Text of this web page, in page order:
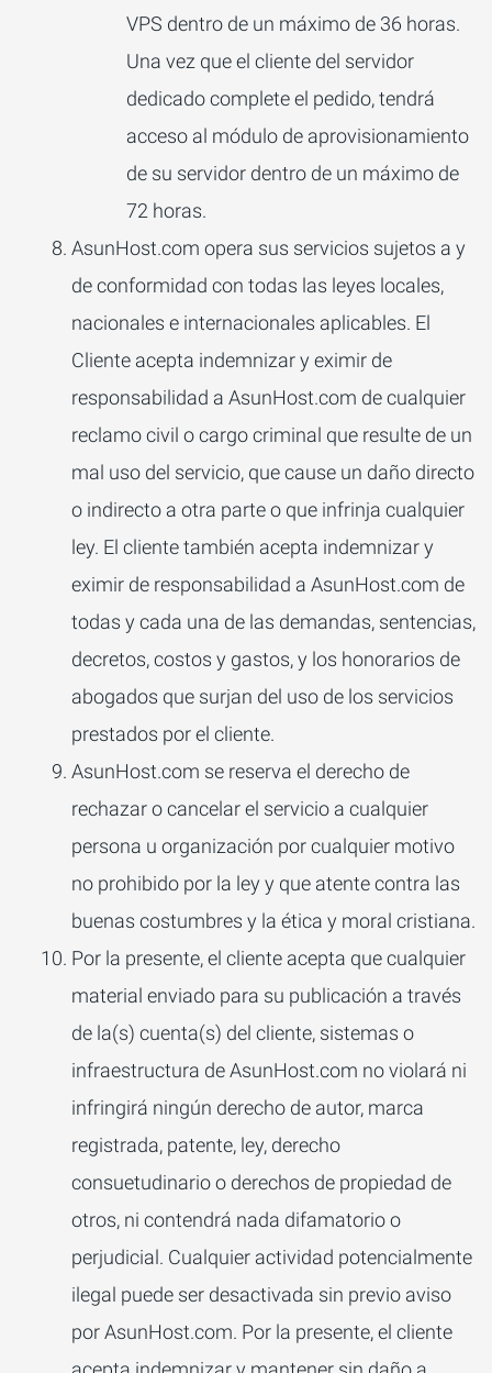
VPS dentro de un máximo de 36 horas.
Una vez que el cliente del servidor
dedicado complete el pedido, tendrá
acceso al módulo de aprovisionamiento
de su servidor dentro de un máximo de
72 horas.
AsunHost.com opera sus servicios sujetos a y
de conformidad con todas las leyes locales,
nacionales e internacionales aplicables. El
Cliente acepta indemnizar y eximir de
responsabilidad a AsunHost.com de cualquier
reclamo civil o cargo criminal que resulte de un
mal uso del servicio, que cause un daño directo
o indirecto a otra parte o que infrinja cualquier
ley. El cliente también acepta indemnizar y
eximir de responsabilidad a AsunHost.com de
todas y cada una de las demandas, sentencias,
decretos, costos y gastos, y los honorarios de
abogados que surjan del uso de los servicios
prestados por el cliente.
AsunHost.com se reserva el derecho de
rechazar o cancelar el servicio a cualquier
persona u organización por cualquier motivo
no prohibido por la ley y que atente contra las
buenas costumbres y la ética y moral cristiana.
Por la presente, el cliente acepta que cualquier
material enviado para su publicación a través
de la(s) cuenta(s) del cliente, sistemas o
infraestructura de AsunHost.com no violará ni
infringirá ningún derecho de autor, marca
registrada, patente, ley, derecho
consuetudinario o derechos de propiedad de
otros, ni contendrá nada difamatorio o
perjudicial. Cualquier actividad potencialmente
ilegal puede ser desactivada sin previo aviso
por AsunHost.com. Por la presente, el cliente